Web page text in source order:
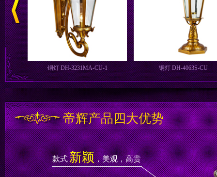
铜灯 DH-5381MB-CU-1 铜灯 DH-3231MA-CU-1
帝辉产品四大优势
款式新颖，美观，高贵